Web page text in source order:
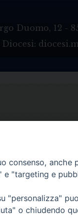
Duomo, 12 -
consenso, anche
"targeting e
"personalizza"
o chiudendo